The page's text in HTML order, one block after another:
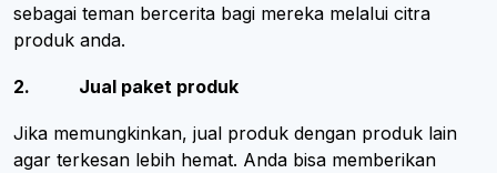
sebagai teman bercerita bagi mereka melalui citra
produk anda.
2. Jual paket produk
Jika memungkinkan, jual produk dengan produk lain
agar terkesan lebih hemat. Anda bisa memberikan